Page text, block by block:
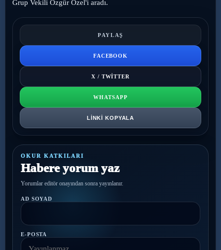
Grup Vekili Özgür Özel'i aradı.
PAYLAŞ
FACEBOOK
X / TWITTER
WHATSAPP
LINKI KOPYALA
OKUR KATKILARI
Habere yorum yaz
Yorumlar editör onayından sonra yayınlanır.
AD SOYAD
E-POSTA